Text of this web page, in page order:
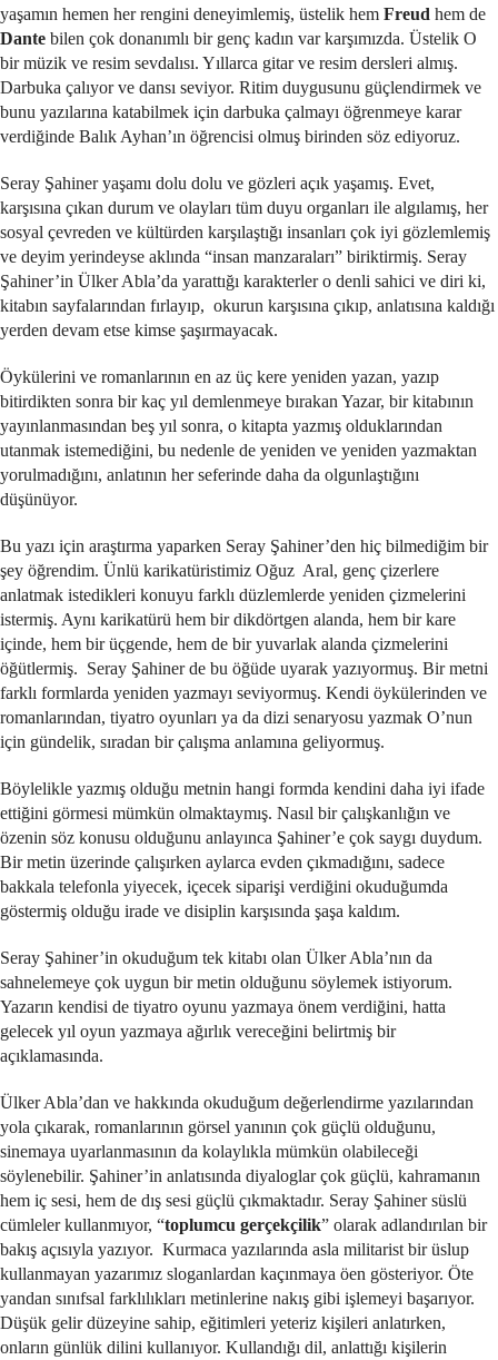
yaşamın hemen her rengini deneyimlemiş, üstelik hem Freud hem de
Dante bilen çok donanımlı bir genç kadın var karşımızda. Üstelik O
bir müzik ve resim sevdalısı. Yıllarca gitar ve resim dersleri almış.
Darbuka çalıyor ve dansı seviyor. Ritim duygusunu güçlendirmek ve
bunu yazılarına katabilmek için darbuka çalmayı öğrenmeye karar
verdiğinde Balık Ayhan’ın öğrencisi olmuş birinden söz ediyoruz.
Seray Şahiner yaşamı dolu dolu ve gözleri açık yaşamış. Evet,
karşısına çıkan durum ve olayları tüm duyu organları ile algılamış, her
sosyal çevreden ve kültürden karşılaştığı insanları çok iyi gözlemlemiş
ve deyim yerindeyse aklında “insan manzaraları” biriktirmiş. Seray
Şahiner’in Ülker Abla’da yarattığı karakterler o denli sahici ve diri ki,
kitabın sayfalarından fırlayıp, okurun karşısına çıkıp, anlatısına kaldığı
yerden devam etse kimse şaşırmayacak.
Öykülerini ve romanlarının en az üç kere yeniden yazan, yazıp
bitirdikten sonra bir kaç yıl demlenmeye bırakan Yazar, bir kitabının
yayınlanmasından beş yıl sonra, o kitapta yazmış olduklarından
utanmak istemediğini, bu nedenle de yeniden ve yeniden yazmaktan
yorulmadığını, anlatının her seferinde daha da olgunlaştığını
düşünüyor.
Bu yazı için araştırma yaparken Seray Şahiner’den hiç bilmediğim bir
şey öğrendim. Ünlü karikatüristimiz Oğuz Aral, genç çizerlere
anlatmak istedikleri konuyu farklı düzlemlerde yeniden çizmelerini
istermiş. Aynı karikatürü hem bir dikdörtgen alanda, hem bir kare
içinde, hem bir üçgende, hem de bir yuvarlak alanda çizmelerini
öğütlermiş. Seray Şahiner de bu öğüde uyarak yazıyormuş. Bir metni
farklı formlarda yeniden yazmayı seviyormuş. Kendi öykülerinden ve
romanlarından, tiyatro oyunları ya da dizi senaryosu yazmak O’nun
için gündelik, sıradan bir çalışma anlamına geliyormuş.
Böylelikle yazmış olduğu metnin hangi formda kendini daha iyi ifade
ettiğini görmesi mümkün olmaktaymış. Nasıl bir çalışkanlığın ve
özenin söz konusu olduğunu anlayınca Şahiner’e çok saygı duydum.
Bir metin üzerinde çalışırken aylarca evden çıkmadığını, sadece
bakkala telefonla yiyecek, içecek siparişi verdiğini okuduğumda
göstermiş olduğu irade ve disiplin karşısında şaşa kaldım.
Seray Şahiner’in okuduğum tek kitabı olan Ülker Abla’nın da
sahnelemeye çok uygun bir metin olduğunu söylemek istiyorum.
Yazarın kendisi de tiyatro oyunu yazmaya önem verdiğini, hatta
gelecek yıl oyun yazmaya ağırlık vereceğini belirtmiş bir
açıklamasında.
Ülker Abla’dan ve hakkında okuduğum değerlendirme yazılarından
yola çıkarak, romanlarının görsel yanının çok güçlü olduğunu,
sinemaya uyarlanmasının da kolaylıkla mümkün olabileceği
söylenebilir. Şahiner’in anlatısında diyaloglar çok güçlü, kahramanın
hem iç sesi, hem de dış sesi güçlü çıkmaktadır. Seray Şahiner süslü
cümleler kullanmıyor, “toplumcu gerçekçilik” olarak adlandırılan bir
bakış açısıyla yazıyor. Kurmaca yazılarında asla militarist bir üslup
kullanmayan yazarımız sloganlardan kaçınmaya öen gösteriyor. Öte
yandan sınıfsal farklılıkları metinlerine nakış gibi işlemeyi başarıyor.
Düşük gelir düzeyine sahip, eğitimleri yeteriz kişileri anlatırken,
onların günlük dilini kullanıyor. Kullandığı dil, anlattığı kişilerin